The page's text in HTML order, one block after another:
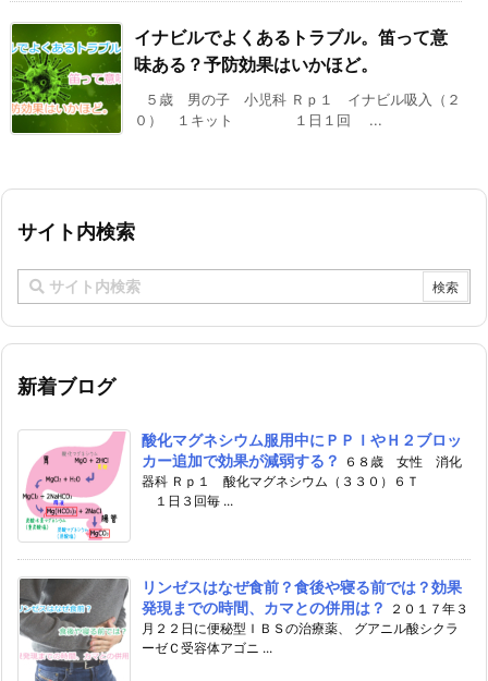
イナビルでよくあるトラブル。笛って意
味ある？予防効果はいかほど。
５歳 男の子 小児科 Ｒｐ１ イナビル吸入（２
０） １キット １日１回 ...
サイト内検索
新着ブログ
酸化マグネシウム服用中にＰＰＩやＨ２ブロッ
カー追加で効果が減弱する？
６８歳 女性 消化
器科 Ｒｐ１ 酸化マグネシウム（３３０）６Ｔ
１日３回毎 ...
リンゼスはなぜ食前？食後や寝る前では？効果
発現までの時間、カマとの併用は？
２０１７年３
月２２日に便秘型ＩＢＳの治療薬、 グアニル酸シクラ
ーゼＣ受容体アゴニ ...